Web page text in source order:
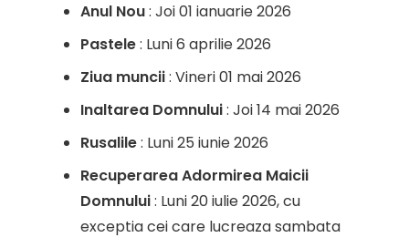
Anul Nou: Joi 01 ianuarie 2026
Pastele: Luni 6 aprilie 2026
Ziua muncii: Vineri 01 mai 2026
Inaltarea Domnului: Joi 14 mai 2026
Rusalile: Luni 25 iunie 2026
Recuperarea Adormirea Maicii
Domnului: Luni 20 iulie 2026, cu
exceptia cei care lucreaza sambata